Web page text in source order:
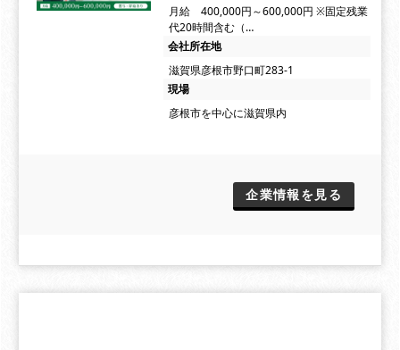
月給 400,000円～600,000円 ※固定残業
代20時間含む（…
会社所在地
滋賀県彦根市野口町283-1
現場
彦根市を中心に滋賀県内
企業情報を見る